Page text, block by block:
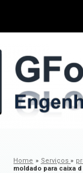
Home » Serviços»
moldado para caixa